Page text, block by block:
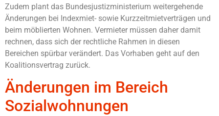
Zudem plant das Bundesjustizministerium weitergehende
Änderungen bei Indexmiet- sowie Kurzzeitmietverträgen und
beim möblierten Wohnen. Vermieter müssen daher damit
rechnen, dass sich der rechtliche Rahmen in diesen
Bereichen spürbar verändert. Das Vorhaben geht auf den
Koalitionsvertrag zurück.
Änderungen im Bereich
Sozialwohnungen